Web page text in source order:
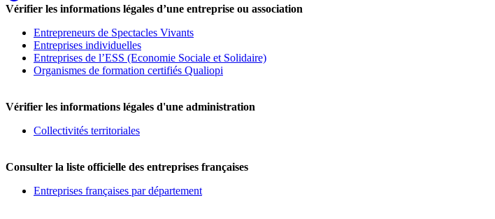
Vérifier les informations légales d’une entreprise ou association
Entrepreneurs de Spectacles Vivants
Entreprises individuelles
Entreprises de l’ESS (Economie Sociale et Solidaire)
Organismes de formation certifiés Qualiopi
Vérifier les informations légales d'une administration
Collectivités territoriales
Consulter la liste officielle des entreprises françaises
Entreprises françaises par département